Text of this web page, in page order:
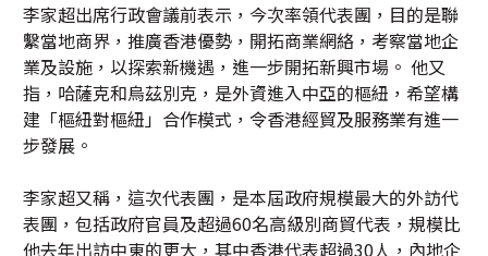
李家超出席行政會議前表示，今次率領代表團，目的是聯
繫當地商界，推廣香港優勢，開拓商業網絡，考察當地企
業及設施，以探索新機遇，進一步開拓新興市場。 他又
指，哈薩克和烏茲別克，是外資進入中亞的樞紐，希望構
建「樞紐對樞紐」合作模式，令香港經貿及服務業有進一
步發展。
李家超又稱，這次代表團，是本屆政府規模最大的外訪代
表團，包括政府官員及超過60名高級別商貿代表，規模比
他去年出訪中東的更大，其中香港代表超過30人，內地企